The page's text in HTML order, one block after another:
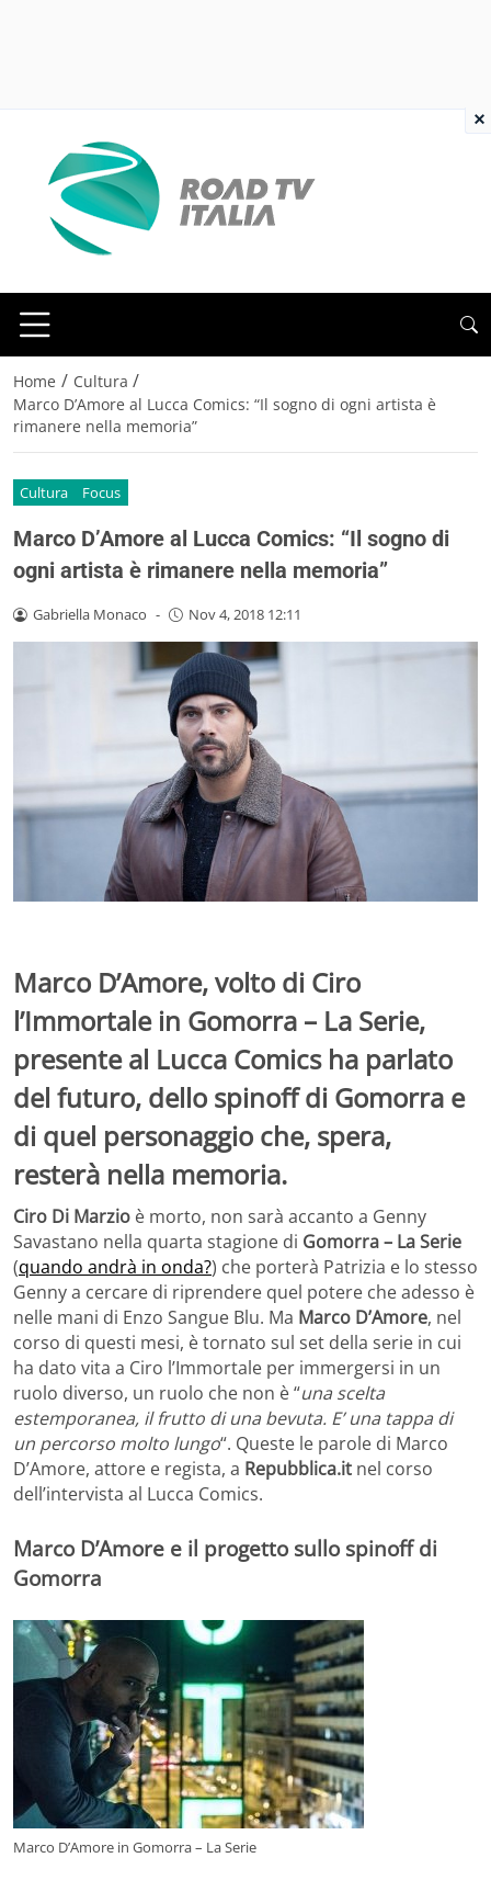
Home / Cultura /
Marco D’Amore al Lucca Comics: “Il sogno di ogni artista è
rimanere nella memoria”
Cultura Focus
Marco D’Amore al Lucca Comics: “Il sogno di
ogni artista è rimanere nella memoria”
Gabriella Monaco - Nov 4, 2018 12:11
Marco D’Amore, volto di Ciro
l’Immortale in Gomorra – La Serie,
presente al Lucca Comics ha parlato
del futuro, dello spinoff di Gomorra e
di quel personaggio che, spera,
resterà nella memoria.
Ciro Di Marzio è morto, non sarà accanto a Genny
Savastano nella quarta stagione di Gomorra – La Serie
(quando andrà in onda?) che porterà Patrizia e lo stesso
Genny a cercare di riprendere quel potere che adesso è
nelle mani di Enzo Sangue Blu. Ma Marco D’Amore, nel
corso di questi mesi, è tornato sul set della serie in cui
ha dato vita a Ciro l’Immortale per immergersi in un
ruolo diverso, un ruolo che non è “una scelta
estemporanea, il frutto di una bevuta. E’ una tappa di
un percorso molto lungo“. Queste le parole di Marco
D’Amore, attore e regista, a Repubblica.it nel corso
dell’intervista al Lucca Comics.
Marco D’Amore e il progetto sullo spinoff di
Gomorra
Marco D’Amore in Gomorra – La Serie
×